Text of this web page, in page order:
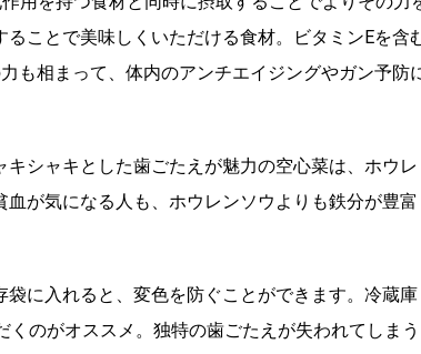
ことで美味しくいただける食材。ビタミンEを含
も相まって、体内のアンチエイジングやガン予防
シャキとした歯ごたえが魅力の空心菜は、ホウレ
が気になる人も、ホウレンソウよりも鉄分が豊富
に入れると、変色を防ぐことができます。冷蔵庫
のがオススメ。独特の歯ごたえが失われてしまう